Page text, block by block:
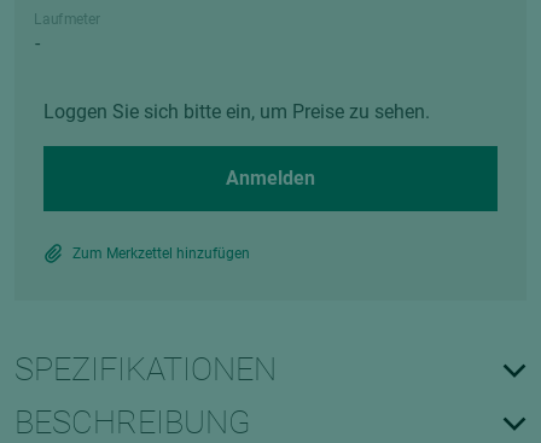
Laufmeter
Loggen Sie sich bitte ein, um Preise zu sehen.
Anmelden
Zum Merkzettel hinzufügen
SPEZIFIKATIONEN
BESCHREIBUNG